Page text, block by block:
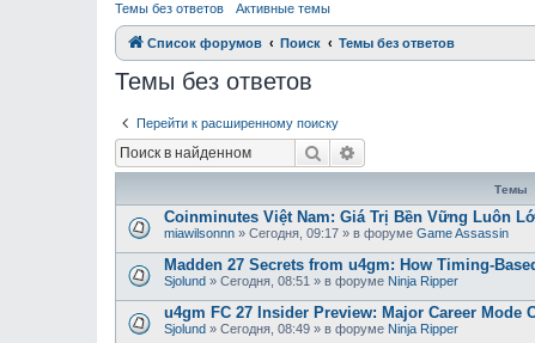
Темы без ответов Активные темы
Список форумов Поиск Темы без ответов
Темы без ответов
Перейти к расширенному поиску
Поиск
Темы
Coinminutes Việt Nam: Giá Trị Bền Vững Luôn
miawilsonnn » Сегодня, 09:17 » в форуме Game Assassin
Madden 27 Secrets from u4gm: How Timing-
Sjolund » Сегодня, 08:51 » в форуме Ninja Ripper
u4gm FC 27 Insider Preview: Major Career Mode
Sjolund » Сегодня, 08:49 » в форуме Ninja Ripper